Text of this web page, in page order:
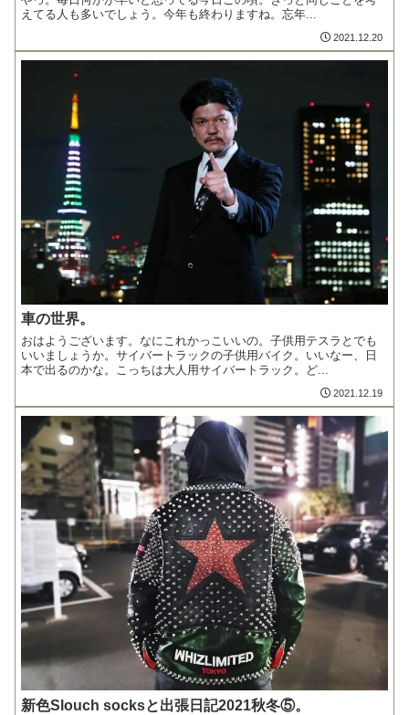
えてる人も多いでしょう。今年も終わりますね。忘年...
2021.12.20
車の世界。
おはようございます。なにこれかっこいいの。子供用テスラとでも
いいましょうか。サイバートラックの子供用バイク。いいなー、日
本で出るのかな。こっちは大人用サイバートラック。ど...
2021.12.19
新色Slouch socksと出張日記2021秋冬⑤。